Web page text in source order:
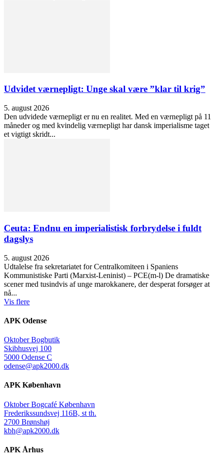
Udvidet værnepligt: Unge skal være ”klar til krig”
5. august 2026
Den udvidede værnepligt er nu en realitet. Med en værnepligt på 11
måneder og med kvindelig værnepligt har dansk imperialisme taget
et vigtigt skridt...
Ceuta: Endnu en imperialistisk forbrydelse i fuldt
dagslys
5. august 2026
Udtalelse fra sekretariatet for Centralkomiteen i Spaniens
Kommunistiske Parti (Marxist-Leninist) – PCE(m-l) De dramatiske
scener med tusindvis af unge marokkanere, der desperat forsøger at
nå...
Vis flere
APK Odense
Oktober Bogbutik
Skibhusvej 100
5000 Odense C
odense@apk2000.dk
APK København
Oktober Bogcafé København
Frederikssundsvej 116B, st th.
2700 Brønshøj
kbh@apk2000.dk
APK Århus